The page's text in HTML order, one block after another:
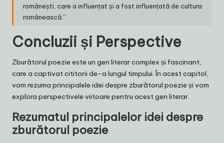
românești, care a influențat și a fost influențată de cultura
românească.”
Concluzii și Perspective
Zburătorul poezie este un gen literar complex și fascinant,
care a captivat cititorii de-a lungul timpului. În acest capitol,
vom rezuma principalele idei despre zburătorul poezie și vom
explora perspectivele viitoare pentru acest gen literar.
Rezumatul principalelor idei despre
zburătorul poezie